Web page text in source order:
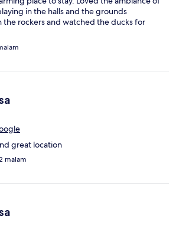
in the halls and the grounds
the rockers and watched the ducks for
great location
malam